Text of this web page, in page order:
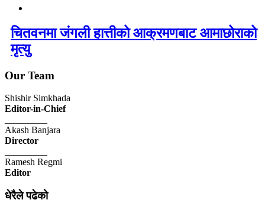
चितवनमा जंगली हात्तीको आक्रमणबाट आमाछोराको
मृत्यु
Our Team
Shishir Simkhada
Editor-in-Chief
Akash Banjara
Director
Ramesh Regmi
Editor
धेरैले पढेको